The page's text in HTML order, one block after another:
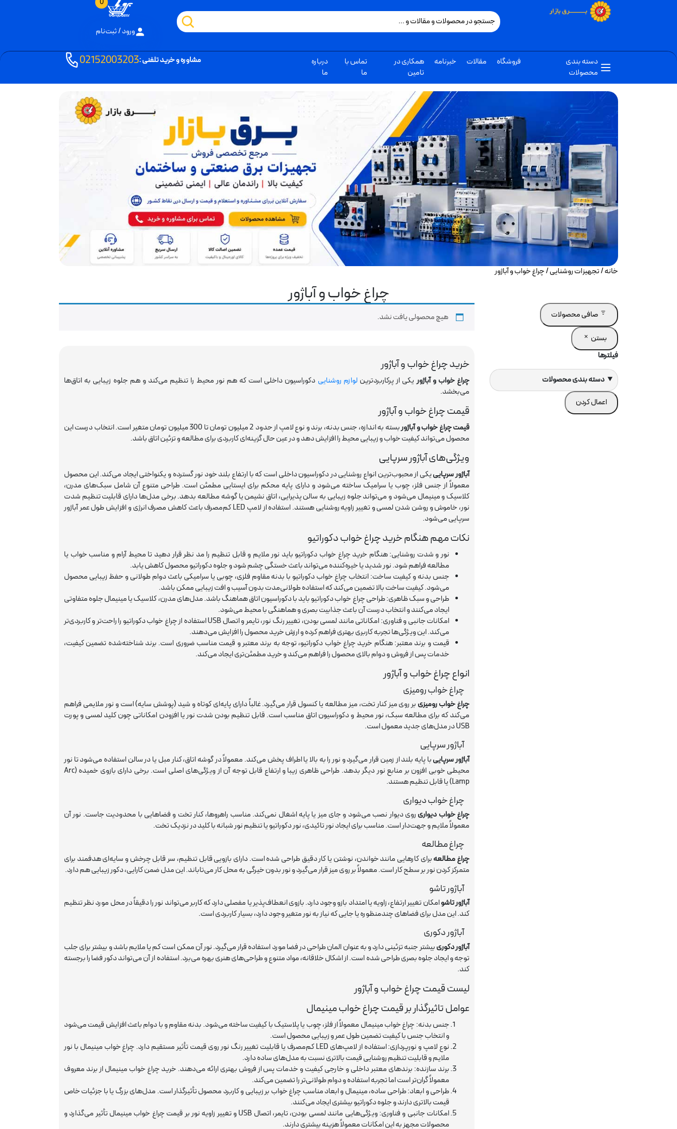
0
ورود / ثبت‌نام
دسته بندی
محصولات
فروشگاه مقالات خبرنامه
همکاری در
تامین
تماس با
ما
درباره
ما
مشاوره و خرید تلفنی :02152003203
خانه/تجهیزات روشنایی/ چراغ خواب و آباژور
چراغ خواب و آباژور
صافی محصولات
بستن
فیلترها
دسته بندی محصولات
اعمال کردن
هیچ محصولی یافت نشد.
خرید چراغ خواب و آباژور
چراغ خواب و آباژوریکی از پرکاربردترین لوازم روشنایی دکوراسیون داخلی است که هم نور محیط را تنظیم می‌کند و هم جلوه زیبایی به اتاق‌ها
می‌بخشد.
قیمت چراغ خواب و آباژور
قیمت چراغ خواب و آباژور
بسته به اندازه، جنس بدنه، برند و نوع لامپ از حدود 2 میلیون تومان تا 300 میلیون تومان متغیر است. انتخاب درست این
محصول می‌تواند کیفیت خواب و زیبایی محیط را افزایش دهد و در عین حال گزینه‌ای کاربردی برای مطالعه و تزئین اتاق باشد.
ویژگی‌های آباژور سرپایی
آباژور سرپایییکی از محبوب‌ترین انواع روشنایی در دکوراسیون داخلی است که با ارتفاع بلند خود نور گسترده و یکنواختی ایجاد می‌کند. این محصول
معمولاً از جنس فلز، چوب یا سرامیک ساخته می‌شود و دارای پایه محکم برای ایستایی مطمئن است. طراحی متنوع آن شامل سبک‌های مدرن،
کلاسیک و مینیمال می‌شود و می‌تواند جلوه زیبایی به سالن پذیرایی، اتاق نشیمن یا گوشه مطالعه بدهد. برخی مدل‌ها دارای قابلیت تنظیم شدت
نور، خاموش و روشن شدن لمسی و تغییر زاویه روشنایی هستند. استفاده از لامپ LED کم‌مصرف باعث کاهش مصرف انرژی و افزایش طول عمر آباژور
سرپایی می‌شود.
نکات مهم هنگام خرید چراغ خواب دکوراتیو
نور و شدت روشنایی: هنگام خرید چراغ خواب دکوراتیو باید نور ملایم و قابل تنظیم را مد نظر قرار دهید تا محیط آرام و مناسب خواب یا
مطالعه فراهم شود. نور شدید یا خیره‌کننده می‌تواند باعث خستگی چشم شود و جلوه دکوراتیو محصول کاهش یابد.
جنس بدنه و کیفیت ساخت: انتخاب چراغ خواب دکوراتیو با بدنه مقاوم فلزی، چوبی یا سرامیکی باعث دوام طولانی و حفظ زیبایی محصول
می‌شود. کیفیت ساخت بالا تضمین می‌کند که استفاده طولانی‌مدت بدون آسیب و افت زیبایی ممکن باشد.
طراحی و سبک ظاهری: طراحی چراغ خواب دکوراتیو باید با دکوراسیون اتاق هماهنگ باشد. مدل‌های مدرن، کلاسیک یا مینیمال جلوه متفاوتی
ایجاد می‌کنند و انتخاب درست آن باعث جذابیت بصری و هماهنگی با محیط می‌شود.
امکانات جانبی و فناوری: امکاناتی مانند لمسی بودن، تغییر رنگ نور، تایمر و اتصال USB استفاده از چراغ خواب دکوراتیو را راحت‌تر و کاربردی‌تر
می‌کند. این ویژگی‌ها تجربه کاربری بهتری فراهم کرده و ارزش خرید محصول را افزایش می‌دهند.
قیمت و برند معتبر: هنگام خرید چراغ خواب دکوراتیو، توجه به برند معتبر و قیمت مناسب ضروری است. برند شناخته‌شده تضمین کیفیت،
خدمات پس از فروش و دوام بالای محصول را فراهم می‌کند و خرید مطمئن‌تری ایجاد می‌کند.
انواع چراغ خواب و آباژور
چراغ خواب رومیزی
چراغ خواب رومیزی بر روی میز کنار تخت، میز مطالعه یا کنسول قرار می‌گیرد. غالباً دارای پایه‌ای کوتاه و شید (پوشش سایه) است و نور ملایمی فراهم
می‌کند که برای مطالعه سبک، نور محیط و دکوراسیون اتاق مناسب است. قابل تنظیم بودن شدت نور یا افزودن امکاناتی چون کلید لمسی و پورت
USB در مدل‌های جدید معمول است.
آباژور سرپایی
آباژور سرپاییبا پایه بلند از زمین قرار می‌گیرد و نور را به بالا یا اطراف پخش می‌کند. معمولاً در گوشه اتاق، کنار مبل یا در سالن استفاده می‌شود تا نور
محیطی خوبی افزون بر منابع نور دیگر بدهد. طراحی ظاهری زیبا و ارتفاع قابل توجه آن از ویژگی‌های اصلی است. برخی دارای بازوی خمیده (Arc
Lamp) یا قابل تنظیم هستند.
چراغ خواب دیواری
چراغ خواب دیواری روی دیوار نصب می‌شود و جای میز یا پایه اشغال نمی‌کند. مناسب راهروها، کنار تخت و فضاهایی با محدودیت جاست. نور آن
معمولاً ملایم و جهت‌دار است. مناسب برای ایجاد نور تاکیدی، نور دکوراتیو یا تنظیم نور شبانه با کلید در نزدیک تخت.
چراغ مطالعه
چراغ مطالعهبرای کارهایی مانند خواندن، نوشتن یا کار دقیق طراحی شده است. دارای بازویی قابل تنظیم، سر قابل چرخش و سایه‌ای هدفمند برای
متمرکز کردن نور بر سطح کار است. معمولاً بر روی میز قرار می‌گیرد و نور بدون خیرگی به محل کار می‌تاباند. این مدل ضمن کارایی، دکور زیبایی هم دارد.
آباژور تاشو
آباژور تاشوامکان تغییر ارتفاع، زاویه یا امتداد بازو وجود دارد. بازوی انعطاف‌پذیر یا مفصلی دارد که کاربر می‌تواند نور را دقیقاً در محل مورد نظر تنظیم
کند. این مدل برای فضاهای چندمنظوره یا جایی که نیاز به نور متغیر وجود دارد، بسیار کاربردی است.
آباژور دکوری
آباژور دکوریبیشتر جنبه تزئینی دارد و به عنوان المان طراحی در فضا مورد استفاده قرار می‌گیرد. نور آن ممکن است کم یا ملایم باشد و بیشتر برای جلب
توجه و ایجاد جلوه بصری طراحی شده است. از اشکال خلاقانه، مواد متنوع و طراحی‌های هنری بهره می‌برد. استفاده از آن می‌تواند دکور فضا را برجسته
کند.
لیست قیمت چراغ خواب و آباژور
عوامل تاثیرگذار بر قیمت چراغ خواب مینیمال
جنس بدنه: چراغ خواب مینیمال معمولاً از فلز، چوب یا پلاستیک با کیفیت ساخته می‌شود. بدنه مقاوم و با دوام باعث افزایش قیمت می‌شود
و انتخاب جنس با کیفیت تضمین طول عمر و زیبایی محصول است.
نوع لامپ و نورپردازی: استفاده از لامپ‌های LED کم‌مصرف یا قابلیت تغییر رنگ نور روی قیمت تأثیر مستقیم دارد. چراغ خواب مینیمال با نور
ملایم و قابلیت تنظیم روشنایی قیمت بالاتری نسبت به مدل‌های ساده دارد.
برند سازنده: برندهای معتبر داخلی و خارجی کیفیت و خدمات پس از فروش بهتری ارائه می‌دهند. خرید چراغ خواب مینیمال از برند معروف
معمولاً گران‌تر است اما تجربه استفاده و دوام طولانی‌تر را تضمین می‌کند.
طراحی و ابعاد: طراحی ساده، مینیمال و ابعاد مناسب چراغ خواب بر زیبایی و کاربرد محصول تأثیرگذار است. مدل‌های بزرگ یا با جزئیات خاص
قیمت بالاتری دارند و جلوه دکوراتیو بیشتری ایجاد می‌کنند.
امکانات جانبی و فناوری: ویژگی‌هایی مانند لمسی بودن، تایمر، اتصال USB و تغییر زاویه نور بر قیمت چراغ خواب مینیمال تأثیر می‌گذارد و
محصولات مجهز به این امکانات معمولاً هزینه بیشتری دارند.